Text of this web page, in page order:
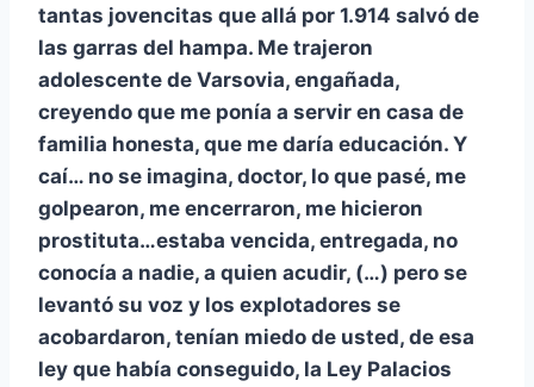
tantas jovencitas que allá por 1.914 salvó de
las garras del hampa. Me trajeron
adolescente de Varsovia, engañada,
creyendo que me ponía a servir en casa de
familia honesta, que me daría educación. Y
caí… no se imagina, doctor, lo que pasé, me
golpearon, me encerraron, me hicieron
prostituta…estaba vencida, entregada, no
conocía a nadie, a quien acudir, (…) pero se
levantó su voz y los explotadores se
acobardaron, tenían miedo de usted, de esa
ley que había conseguido, la Ley Palacios